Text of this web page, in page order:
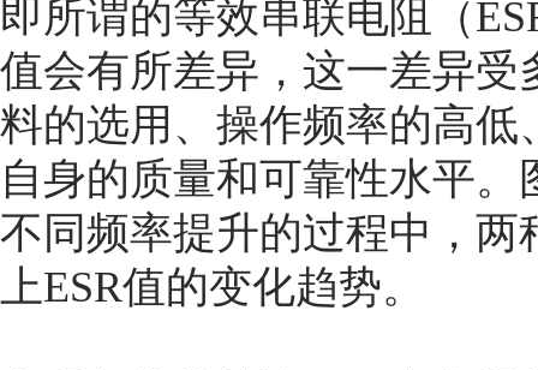
即所谓的等效串联电阻（
值会有所差异，这一差异
料的选用、操作频率的高
自身的质量和可靠性水平
不同频率提升的过程中，
上ESR值的变化趋势。